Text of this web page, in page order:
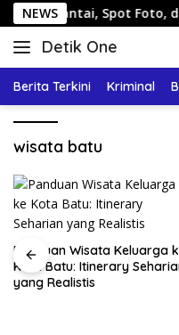
Langsung
ke
konten
NEWS
Santai, Spot Foto, dan
Detik One
Tajam
Fakta
Berita Terkini Kriminal
wisata batu
Panduan Wisata Keluarga
Kota Batu: Itinerary
yang Realistis